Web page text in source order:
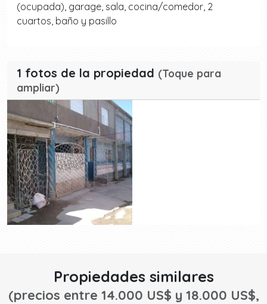
(ocupada), garage, sala, cocina/comedor, 2
cuartos, baño y pasillo
1 fotos de la propiedad (Toque para
ampliar)
Propiedades similares
(precios entre 14.000 US$ y 18.000 US$,